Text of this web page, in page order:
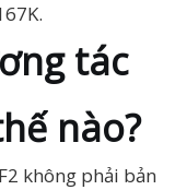
tác
nào?
không phải bản